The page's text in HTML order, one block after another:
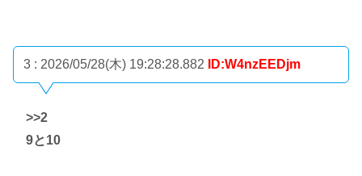
3 : 2026/05/28(木) 19:28:28.882 ID:W4nzEEDjm
>>2
9と10